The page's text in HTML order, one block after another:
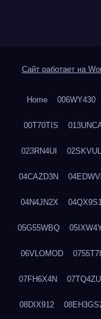
Сайт работает на
Home 006WY430
00T70TIS
023RN4UI
04CAZD3N
04N4JN2X
05G55WBQ
06VLOMOD
07FH6X4N
08DIX912